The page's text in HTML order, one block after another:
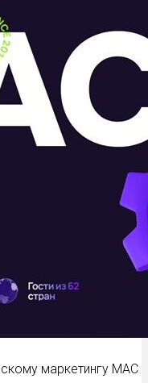
маркетингу MAC